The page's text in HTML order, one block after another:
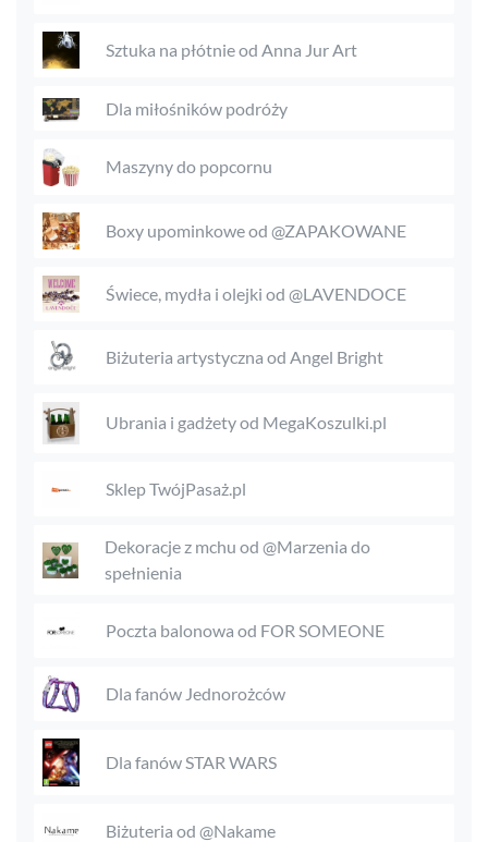
Sztuka na płótnie od Anna Jur Art
Dla miłośników podróży
Maszyny do popcornu
Boxy upominkowe od @ZAPAKOWANE
Świece, mydła i olejki od @LAVENDOCE
Biżuteria artystyczna od Angel Bright
Ubrania i gadżety od MegaKoszulki.pl
Sklep TwójPasaż.pl
Dekoracje z mchu od @Marzenia do
spełnienia
Poczta balonowa od FOR SOMEONE
Dla fanów Jednorożców
Dla fanów STAR WARS
Biżuteria od @Nakame